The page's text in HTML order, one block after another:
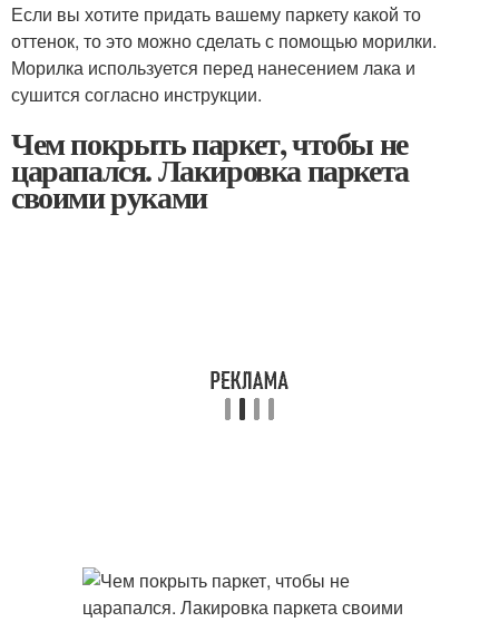
Если вы хотите придать вашему паркету какой то
оттенок, то это можно сделать с помощью морилки.
Морилка используется перед нанесением лака и
сушится согласно инструкции.
Чем покрыть паркет, чтобы не
царапался. Лакировка паркета
своими руками